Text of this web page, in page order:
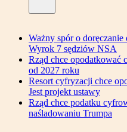
Ważny spór o
Wyrok 7 sędziów NSA
Rząd chce opodatkować
od 2027 roku
Resort cyfryzacji chce
Jest projekt ustawy
Rząd chce podatku
naśladowaniu Trumpa